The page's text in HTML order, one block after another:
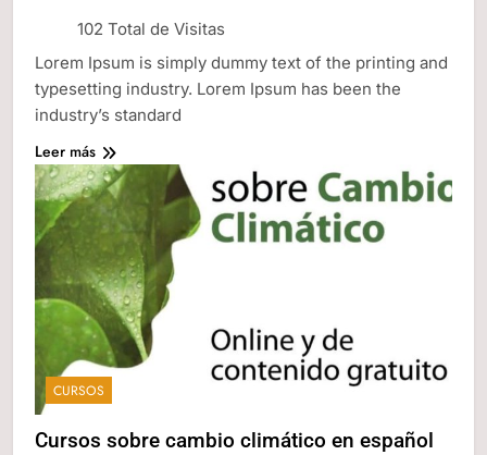
102 Total de Visitas
Lorem Ipsum is simply dummy text of the printing and
typesetting industry. Lorem Ipsum has been the
industry’s standard
Leer más
CURSOS
Cursos sobre cambio climático en español